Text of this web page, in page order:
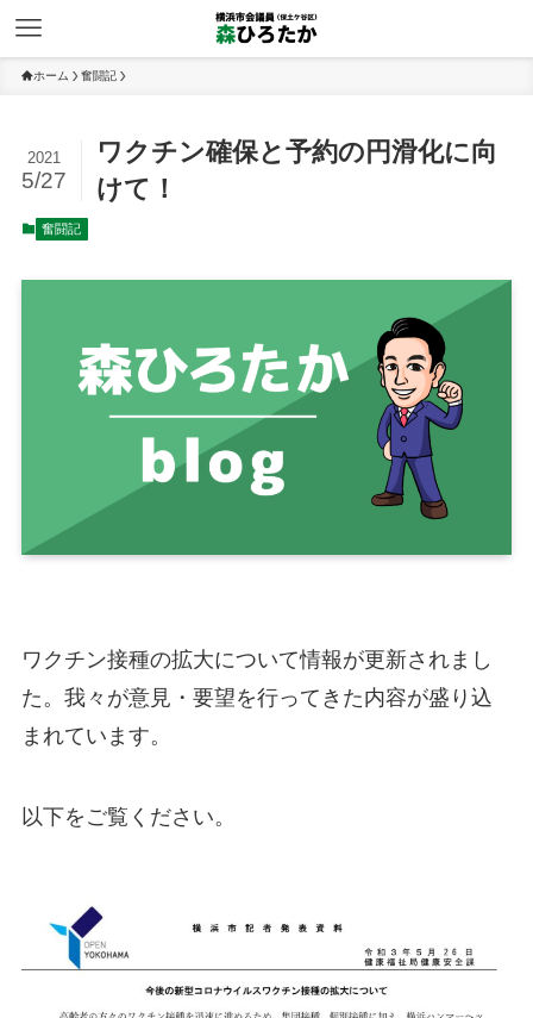
ホーム 奮闘記
ワクチン確保と予約の円滑化に向
けて！
2021
5/27
奮闘記
ワクチン接種の拡大について情報が更新されまし
た。我々が意見・要望を行ってきた内容が盛り込
まれています。
以下をご覧ください。